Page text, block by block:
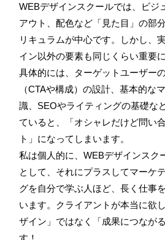
WEBデザインスクールでは、ビジ
アウト、配色など「見た目」の部
リキュラムが中心です。しかし、
イン以外の要素も同じくらい重要
具体的には、ターゲットユーザー
（CTAや構成）の設計、基本的な
識、SEOやライティングの基礎な
ていると、「オシャレだけど問い
ト」になってしまいます。
私は個人的に、WEBデザインスク
として、それにプラスしてマーケ
グを自分で学ぶ人ほど、長く仕事
います。クライアントが本当に欲
ザイン」ではなく「成果につなが
す！